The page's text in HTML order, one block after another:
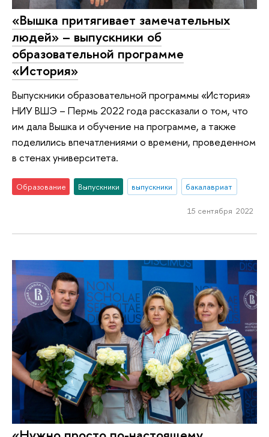
«Вышка притягивает замечательных
людей» – выпускники об
образовательной программе
«История»
Выпускники образовательной программы «История»
НИУ ВШЭ – Пермь 2022 года рассказали о том, что
им дала Вышка и обучение на программе, а также
поделились впечатлениями о времени, проведенном
в стенах университета.
Образование Выпускники выпускники бакалавриат
15 сентября 2022